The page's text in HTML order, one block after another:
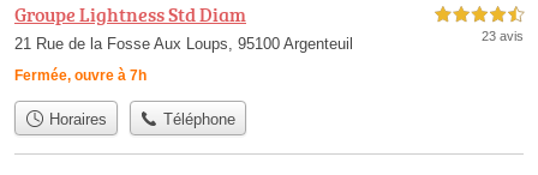
Groupe Lightness Std Diam
21 Rue de la Fosse Aux Loups, 95100 Argenteuil
Fermée, ouvre à 7h
4,5 étoiles sur 5
23 avis
Horaires Téléphone